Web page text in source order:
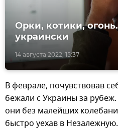
14 августа 2022, 15:37
Орки, котики,
украински
В феврале, почувствовав
бежали с Украины за
они без малейших
быстро уехав в Незалежную.